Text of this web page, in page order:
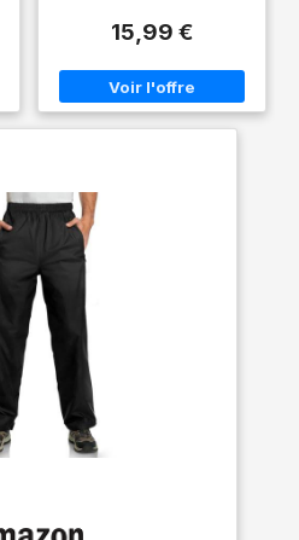
hydrofuge durable Coutures
imperméable complète Non
doublé
15,99 €